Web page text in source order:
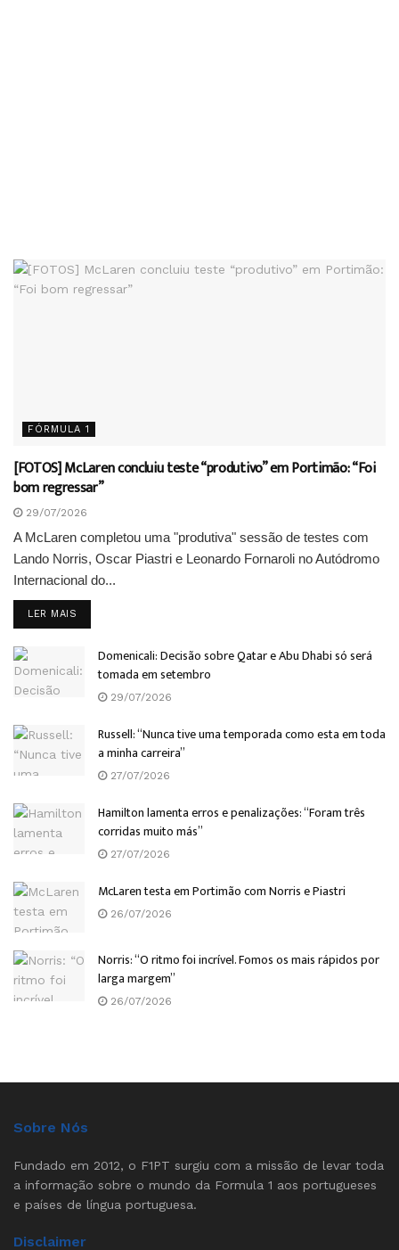
FÓRMULA 1
[FOTOS] McLaren concluiu teste “produtivo” em Portimão: “Foi
bom regressar”
29/07/2026
A McLaren completou uma "produtiva" sessão de testes com
Lando Norris, Oscar Piastri e Leonardo Fornaroli no Autódromo
Internacional do...
LER MAIS
Domenicali: Decisão sobre Qatar e Abu Dhabi só será
tomada em setembro
29/07/2026
Russell: “Nunca tive uma temporada como esta em toda
a minha carreira”
27/07/2026
Hamilton lamenta erros e penalizações: “Foram três
corridas muito más”
27/07/2026
McLaren testa em Portimão com Norris e Piastri
26/07/2026
Norris: “O ritmo foi incrível. Fomos os mais rápidos por
larga margem”
26/07/2026
Sobre Nós
Fundado em 2012, o F1PT surgiu com a missão de levar toda
a informação sobre o mundo da Formula 1 aos portugueses
e países de língua portuguesa.
Disclaimer